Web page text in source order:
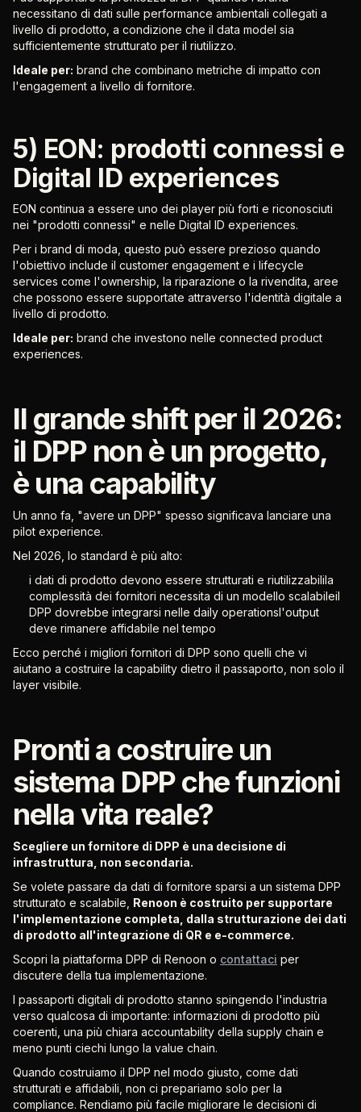
necessitano di dati sulle performance ambientali collegati a
livello di prodotto, a condizione che il data model sia
sufficientemente strutturato per il riutilizzo.
Ideale per: brand che combinano metriche di impatto con
l'engagement a livello di fornitore.
5) EON: prodotti connessi e
Digital ID experiences
EON continua a essere uno dei player più forti e riconosciuti
nei "prodotti connessi" e nelle Digital ID experiences.
Per i brand di moda, questo può essere prezioso quando
l'obiettivo include il customer engagement e i lifecycle
services come l'ownership, la riparazione o la rivendita, aree
che possono essere supportate attraverso l'identità digitale a
livello di prodotto.
Ideale per: brand che investono nelle connected product
experiences.
Il grande shift per il 2026:
il DPP non è un progetto,
è una capability
Un anno fa, "avere un DPP" spesso significava lanciare una
pilot experience.
Nel 2026, lo standard è più alto:
i dati di prodotto devono essere strutturati e riutilizzabilila
complessità dei fornitori necessita di un modello scalabileil
DPP dovrebbe integrarsi nelle daily operationsl'output
deve rimanere affidabile nel tempo
Ecco perché i migliori fornitori di DPP sono quelli che vi
aiutano a costruire la capability dietro il passaporto, non solo il
layer visibile.
Pronti a costruire un
sistema DPP che funzioni
nella vita reale?
Scegliere un fornitore di DPP è una decisione di
infrastruttura, non secondaria.
Se volete passare da dati di fornitore sparsi a un sistema DPP
strutturato e scalabile, Renoon è costruito per supportare
l'implementazione completa, dalla strutturazione dei dati
di prodotto all'integrazione di QR e e-commerce.
Scopri la piattaforma DPP di Renoon o contattaci per
discutere della tua implementazione.
I passaporti digitali di prodotto stanno spingendo l'industria
verso qualcosa di importante: informazioni di prodotto più
coerenti, una più chiara accountability della supply chain e
meno punti ciechi lungo la value chain.
Quando costruiamo il DPP nel modo giusto, come dati
strutturati e affidabili, non ci prepariamo solo per la
compliance. Rendiamo più facile migliorare le decisioni di